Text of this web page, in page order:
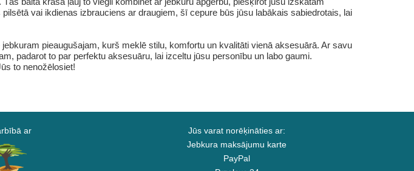
vai ikdienas izbrauciens ar draugiem, šī cepure būs jūsu labākais sabiedrotais, lai
pieaugušajam, kurš meklē stilu, komfortu un kvalitāti vienā aksesuārā. Ar savu
padarot to par perfektu aksesuāru, lai izceltu jūsu personību un labo gaumi.
to nenožēlosiet!
ar
Jūs varat norēķināties ar:
Jebkura maksājumu karte
PayPal